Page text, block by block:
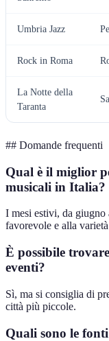
Umbria Jazz
Rock in Roma
La Notte della
Taranta
## Domande frequenti
Qual è il miglior
musicali in Italia?
I mesi estivi, da giugno
favorevole e alla
È possibile
eventi?
Sì, ma si consiglia di
città più piccole.
Quali sono le